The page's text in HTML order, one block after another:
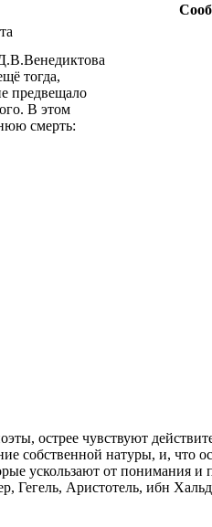
тогда,
предвещало
В этом
смерть:
острее чувствуют
собственной натуры, и,
ускользают от
Гегель, Аристотель, ибн